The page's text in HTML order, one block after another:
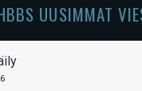
UUSIMMAT